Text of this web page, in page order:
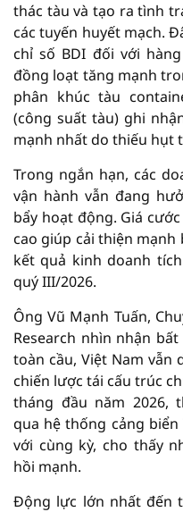
thác tàu và tạo ra tình
các tuyến huyết mạch.
chỉ số BDI đối với
đồng loạt tăng mạnh
phân khúc tàu
(công suất tàu) ghi
mạnh nhất do thiếu hụt
Trong ngắn hạn, các
vận hành vẫn đang
bẩy hoạt động. Giá
cao giúp cải thiện
kết quả kinh doanh
quý III/2026.
Ông Vũ Mạnh Tuấn,
Research nhìn nhận
toàn cầu, Việt Nam
chiến lược tái cấu trúc
tháng đầu năm 2026,
qua hệ thống cảng biển
với cùng kỳ, cho thấy
hồi mạnh.
Động lực lớn nhất đến